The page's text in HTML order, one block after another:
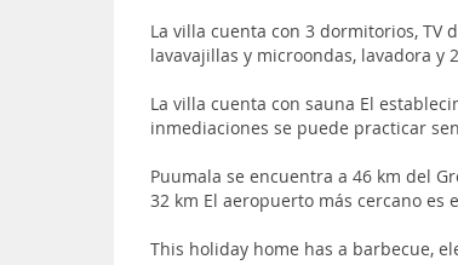
La villa cuenta con 3 dormitorios, TV
lavavajillas y microondas, lavadora y
La villa cuenta con sauna El
inmediaciones se puede practicar
Puumala se encuentra a 46 km del
32 km El aeropuerto más cercano es
This holiday home has a barbecue,